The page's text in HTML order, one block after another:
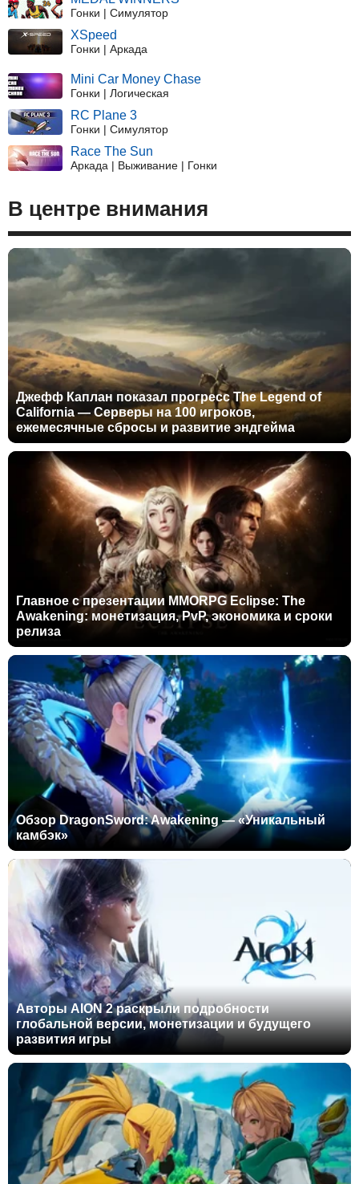
Гонки | Симулятор
XSpeed
Гонки | Аркада
Mini Car Money Chase
Гонки | Логическая
RC Plane 3
Гонки | Симулятор
Race The Sun
Аркада | Выживание | Гонки
В центре внимания
Джефф Каплан показал прогресс The Legend of
California — Серверы на 100 игроков,
ежемесячные сбросы и развитие эндгейма
Главное с презентации MMORPG Eclipse: The
Awakening: монетизация, PvP, экономика и сроки
релиза
Обзор DragonSword: Awakening — «Уникальный
камбэк»
Авторы AION 2 раскрыли подробности
глобальной версии, монетизации и будущего
развития игры